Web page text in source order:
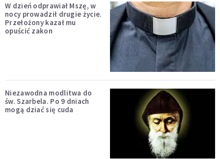
W dzień odprawiał Mszę, w
nocy prowadził drugie życie.
Przełożony kazał mu
opuścić zakon
Niezawodna modlitwa do
św. Szarbela. Po 9 dniach
mogą dziać się cuda